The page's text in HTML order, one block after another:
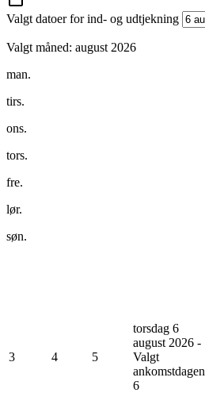
Valgt datoer for ind- og udtjekning
Valgt måned: august 2026
man.
tirs.
ons.
tors.
fre.
lør.
søn.
3 4 5
torsdag 6
august 2026 -
Valgt
ankomstdagen
6